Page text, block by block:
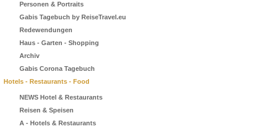
Personen & Portraits
Gabis Tagebuch by ReiseTravel.eu
Redewendungen
Haus - Garten - Shopping
Archiv
Gabis Corona Tagebuch
Hotels - Restaurants - Food
NEWS Hotel & Restaurants
Reisen & Speisen
A - Hotels & Restaurants